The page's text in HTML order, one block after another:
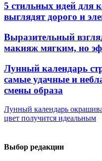
5 стильных идей для
выглядят дорого и
Выразительный
макияж мягким, но
Лунный календарь
самые удачные и
смены образа
Лунный календарь
цвет получится идеальным
Выбор редакции